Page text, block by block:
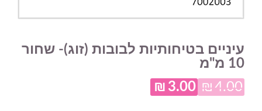
עיניים בטיחותיות לבובות (זוג)- שחור
10 מ"מ
₪ 4.00
המחיר
₪ 3.00